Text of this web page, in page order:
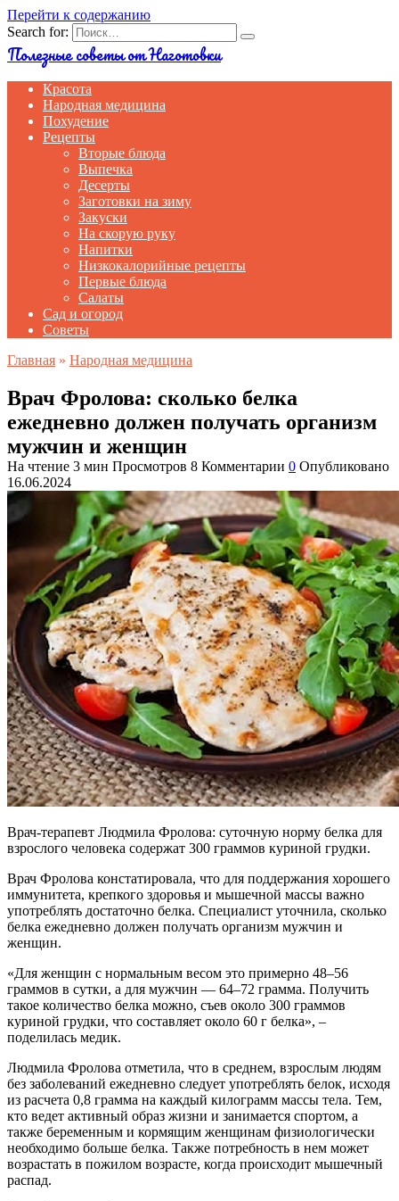
Перейти к содержанию
Search for:
Полезные советы от Наготовки
Красота
Народная медицина
Похудение
Рецепты
Вторые блюда
Выпечка
Десерты
Заготовки на зиму
Закуски
На скорую руку
Напитки
Низкокалорийные рецепты
Первые блюда
Салаты
Сад и огород
Советы
Главная » Народная медицина
Врач Фролова: сколько белка
ежедневно должен получать организм
мужчин и женщин
На чтение 3 мин Просмотров 8 Комментарии 0 Опубликовано
16.06.2024
Врач-терапевт Людмила Фролова: суточную норму белка для
взрослого человека содержат 300 граммов куриной грудки.
Врач Фролова констатировала, что для поддержания хорошего
иммунитета, крепкого здоровья и мышечной массы важно
употреблять достаточно белка. Специалист уточнила, сколько
белка ежедневно должен получать организм мужчин и
женщин.
«Для женщин с нормальным весом это примерно 48–56
граммов в сутки, а для мужчин — 64–72 грамма. Получить
такое количество белка можно, съев около 300 граммов
куриной грудки, что составляет около 60 г белка», –
поделилась медик.
Людмила Фролова отметила, что в среднем, взрослым людям
без заболеваний ежедневно следует употреблять белок, исходя
из расчета 0,8 грамма на каждый килограмм массы тела. Тем,
кто ведет активный образ жизни и занимается спортом, а
также беременным и кормящим женщинам физиологически
необходимо больше белка. Также потребность в нем может
возрастать в пожилом возрасте, когда происходит мышечный
распад.